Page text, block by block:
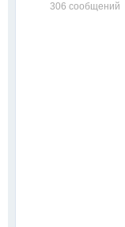
306 сообщений